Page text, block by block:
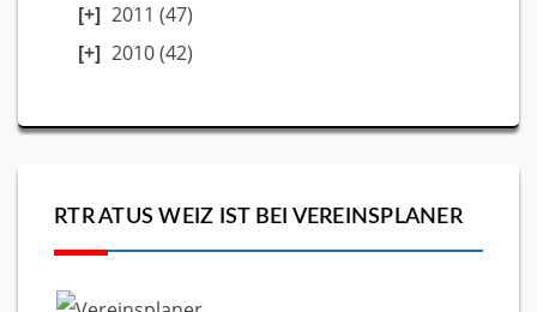
2011 (47)
2010(42)
RTR ATUS WEIZ IST BEI VEREINSPLANER